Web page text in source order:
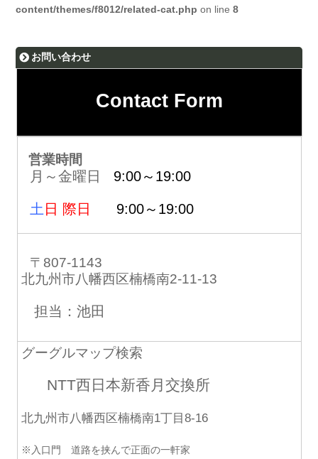
content/themes/f8012/related-cat.php on line8
お問い合わせ
Contact Form
営業時間
月～金曜日 9:00～19:00
土 日 際日 9:00～19:00
〒807-1143
北九州市八幡西区楠橋南2-11-13
担当：池田
グーグルマップ検索
NTT西日本新香月交換所
北九州市八幡西区楠橋南1丁目8-16
※入口門 道路を挟んで正面の一軒家